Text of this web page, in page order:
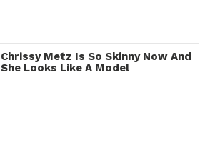
Chrissy Metz Is So Skinny Now And
She Looks Like A Model